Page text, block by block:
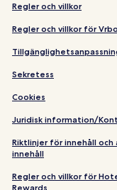
Regler och villkor
Regler och villkor för Vrbo
Sekretess
Cookies
Juridisk information/
Riktlinjer för innehåll och
innehåll
Regler och villkor för
Rewards